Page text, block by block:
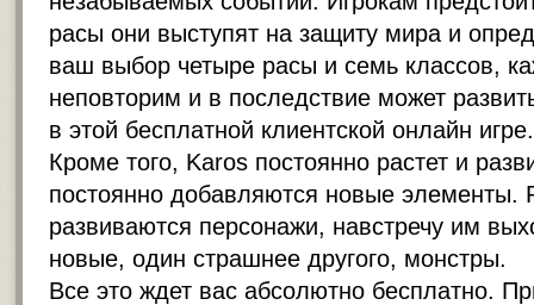
расы они выступят на защиту мира и
ваш выбор четыре расы и семь классов,
неповторим и в последствие может
в этой бесплатной клиентской онлайн игре.
Кроме того, Karos постоянно растет и
постоянно добавляются новые элементы.
развиваются персонажи, навстречу им
новые, один страшнее другого, монстры.
Все это ждет вас абсолютно бесплатно.